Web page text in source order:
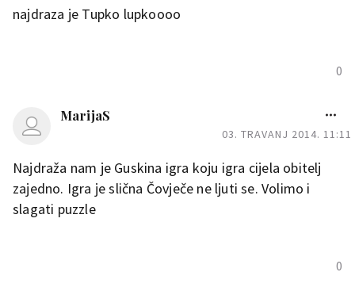
najdraza je Tupko lupkoooo
0
MarijaS
03. TRAVANJ 2014. 11:11
Najdraža nam je Guskina igra koju igra cijela obitelj
zajedno. Igra je slična Čovječe ne ljuti se. Volimo i
slagati puzzle
0